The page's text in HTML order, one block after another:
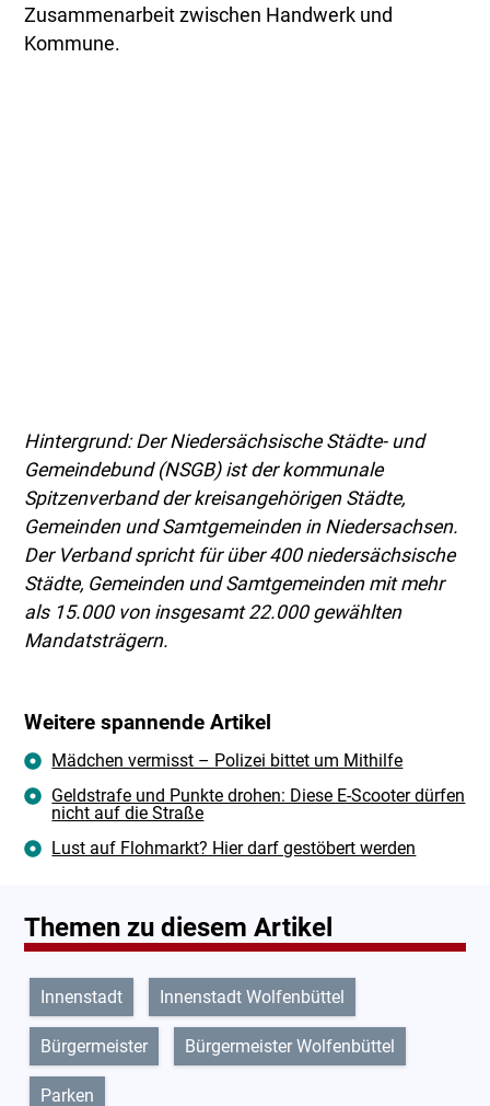
Zusammenarbeit zwischen Handwerk und
Kommune.
Hintergrund: Der Niedersächsische Städte- und
Gemeindebund (NSGB) ist der kommunale
Spitzenverband der kreisangehörigen Städte,
Gemeinden und Samtgemeinden in Niedersachsen.
Der Verband spricht für über 400 niedersächsische
Städte, Gemeinden und Samtgemeinden mit mehr
als 15.000 von insgesamt 22.000 gewählten
Mandatsträgern.
Weitere spannende Artikel
Mädchen vermisst – Polizei bittet um Mithilfe
Geldstrafe und Punkte drohen: Diese E-Scooter dürfen
nicht auf die Straße
Lust auf Flohmarkt? Hier darf gestöbert werden
Themen zu diesem Artikel
Innenstadt Innenstadt Wolfenbüttel
Bürgermeister Bürgermeister Wolfenbüttel
Parken